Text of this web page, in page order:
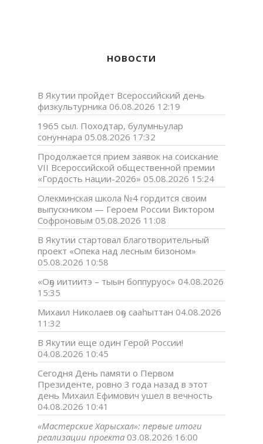
НОВОСТИ
В Якутии пройдет Всероссийский день
физкультурника 06.08.2026 12:19
1965 сыл. Походтар, булумньулар
сонуннара 05.08.2026 17:32
Продолжается прием заявок на соискание
VII Всероссийской общественной премии
«Гордость нации-2026» 05.08.2026 15:24
Олекминская школа №4 гордится своим
выпускником — Героем России Виктором
Софроновым 05.08.2026 11:08
В Якутии стартовал благотворительный
проект «Опека над лесным бизоном»
05.08.2026 10:58
«Оҕо иитиитэ – тыын боппуруос» 04.08.2026
15:35
Михаил Николаев оҕо сааһыттан 04.08.2026
11:32
В Якутии еще один Герой России!
04.08.2026 10:45
Сегодня День памяти о Первом
Президенте, ровно 3 года назад в этот
день Михаил Ефимович ушел в вечность
04.08.2026 10:41
«Мастерские Харысхал»: первые итоги
реализации проекта 03.08.2026 16:00